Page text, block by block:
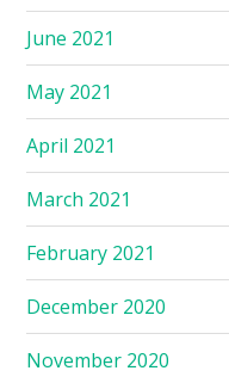
June 2021
May 2021
April 2021
March 2021
February 2021
December 2020
November 2020